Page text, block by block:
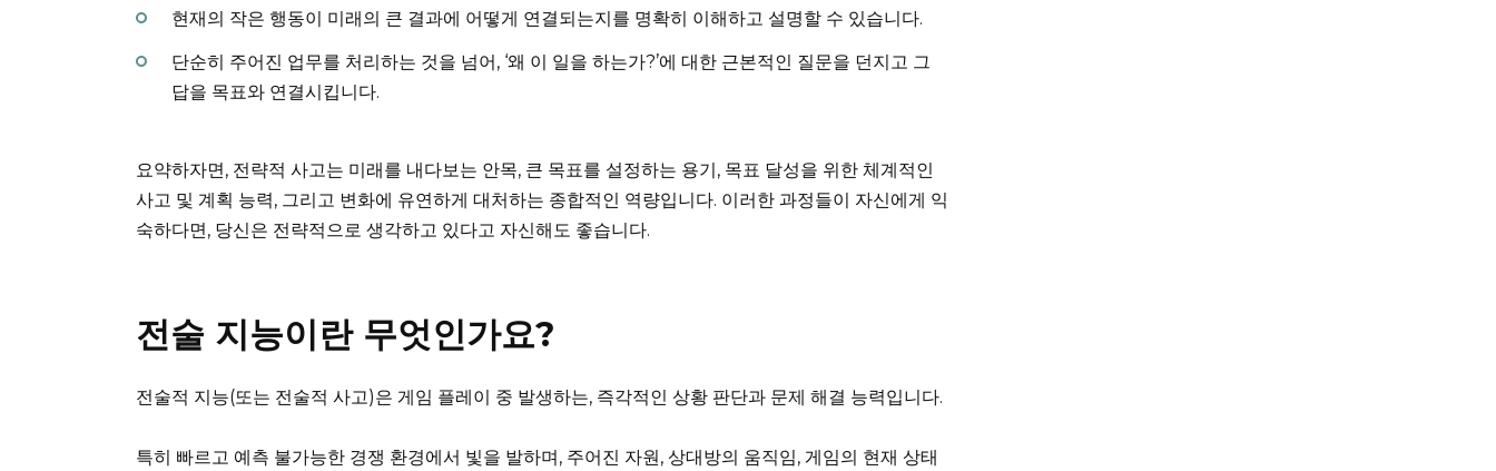
현재의 작은 행동이 미래의 큰 결과에 어떻게 연결되는지를 명확히 이해하고 설명할 수 있습니다.
단순히 주어진 업무를 처리하는 것을 넘어, ‘왜 이 일을 하는가?’에 대한 근본적인 질문을 던지고 그
답을 목표와 연결시킵니다.
요약하자면, 전략적 사고는 미래를 내다보는 안목, 큰 목표를 설정하는 용기, 목표 달성을 위한 체계적인
사고 및 계획 능력, 그리고 변화에 유연하게 대처하는 종합적인 역량입니다. 이러한 과정들이 자신에게 익
숙하다면, 당신은 전략적으로 생각하고 있다고 자신해도 좋습니다.
전술 지능이란 무엇인가요?
전술적 지능(또는 전술적 사고)은 게임 플레이 중 발생하는, 즉각적인 상황 판단과 문제 해결 능력입니다.
특히 빠르고 예측 불가능한 경쟁 환경에서 빛을 발하며, 주어진 자원, 상대방의 움직임, 게임의 현재 상태